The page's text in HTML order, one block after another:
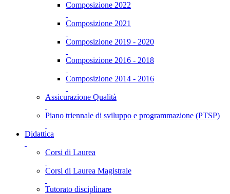
Composizione 2022
Composizione 2021
Composizione 2019 - 2020
Composizione 2016 - 2018
Composizione 2014 - 2016
Assicurazione Qualità
Piano triennale di sviluppo e programmazione (PTSP)
Didattica
Corsi di Laurea
Corsi di Laurea Magistrale
Tutorato disciplinare